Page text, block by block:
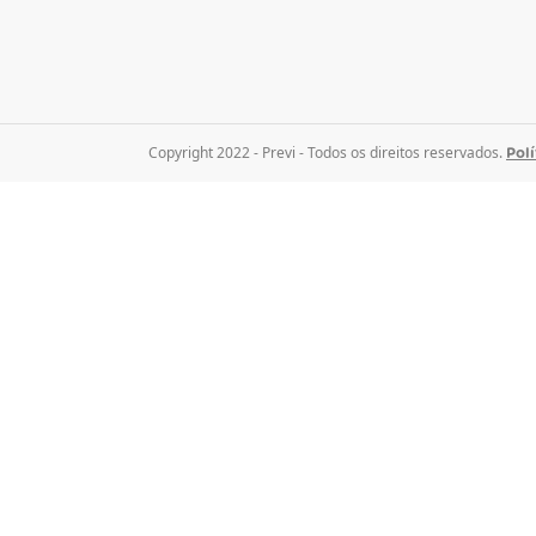
Copyright 2022 - Previ - Todos os direitos reservados.